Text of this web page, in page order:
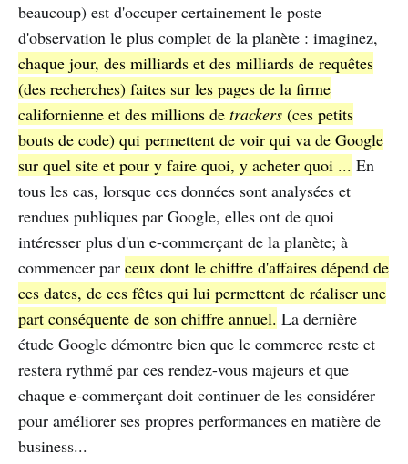
beaucoup) est d'occuper certainement le poste
d'observation le plus complet de la planète : imaginez,
chaque jour, des milliards et des milliards de requêtes
(des recherches) faites sur les pages de la firme
californienne et des millions de trackers (ces petits
bouts de code) qui permettent de voir qui va de Google
sur quel site et pour y faire quoi, y acheter quoi ... En
tous les cas, lorsque ces données sont analysées et
rendues publiques par Google, elles ont de quoi
intéresser plus d'un e-commerçant de la planète; à
commencer par ceux dont le chiffre d'affaires dépend de
ces dates, de ces fêtes qui lui permettent de réaliser une
part conséquente de son chiffre annuel. La dernière
étude Google démontre bien que le commerce reste et
restera rythmé par ces rendez-vous majeurs et que
chaque e-commerçant doit continuer de les considérer
pour améliorer ses propres performances en matière de
business...